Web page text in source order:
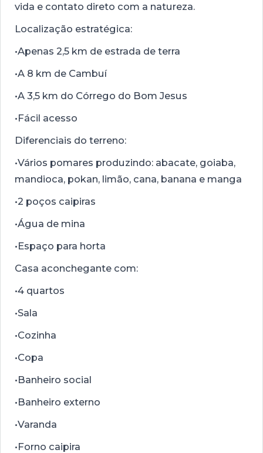
vida e contato direto com a natureza.
Localização estratégica:
•Apenas 2,5 km de estrada de terra
•A 8 km de Cambuí
•A 3,5 km do Córrego do Bom Jesus
•Fácil acesso
Diferenciais do terreno:
•Vários pomares produzindo: abacate, goiaba,
mandioca, pokan, limão, cana, banana e manga
•2 poços caipiras
•Água de mina
•Espaço para horta
Casa aconchegante com:
•4 quartos
•Sala
•Cozinha
•Copa
•Banheiro social
•Banheiro externo
•Varanda
•Forno caipira